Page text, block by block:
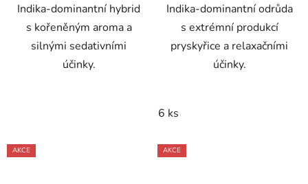
Indika-dominantní hybrid
s kořeněným aroma a
silnými sedativními
účinky.
Indika-dominantní odrůda
s extrémní produkcí
pryskyřice a relaxačními
účinky.
6 ks
AKCE AKCE